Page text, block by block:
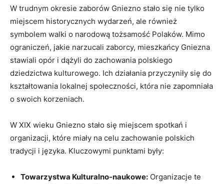
W trudnym okresie zaborów Gniezno stało się nie tylko
miejscem historycznych wydarzeń, ale również
symbolem walki o narodową tożsamość Polaków. Mimo
ograniczeń, jakie narzucali zaborcy, mieszkańcy Gniezna
stawiali opór i dążyli do zachowania polskiego
dziedzictwa kulturowego. Ich działania przyczyniły się do
kształtowania lokalnej społeczności, która nie zapomniała
o swoich korzeniach.
W XIX wieku Gniezno stało się miejscem spotkań i
organizacji, które miały na celu zachowanie polskich
tradycji i języka. Kluczowymi punktami były:
Towarzystwa Kulturalno-naukowe: Organizacje te